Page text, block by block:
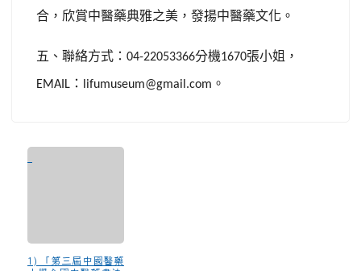
合，欣賞中醫藥典雅之美，發揚中醫藥文化。
五、聯絡方式： 04-22053366分機1670張小姐，
EMAIL ： lifumuseum@gmail.com 。
1) 「第三屆中國醫藥